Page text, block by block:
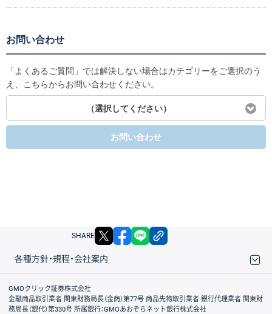
お問い合わせ
「よくあるご質問」では解決しない場合はカテゴリーをご選択のう
え、こちらからお問い合わせください。
（選択してください）
お問い合わせ
SHARE X facebook
各種方針・規程・会社案内
取引規程・約款
サイトマップ
その他のご案内
個人情報保護方針
最良執行方針
サイトのご利用について
ディスクレイマー
信託保全
リスク説明
会社案内
GMOクリック証券株式会社
金融商品取引業者 関東財務局長（金商）第77号 商品先物取引業者 銀行代理業者 関東財
務局長（銀代）第330号 所属銀行：GMOあおぞらネット銀行株式会社